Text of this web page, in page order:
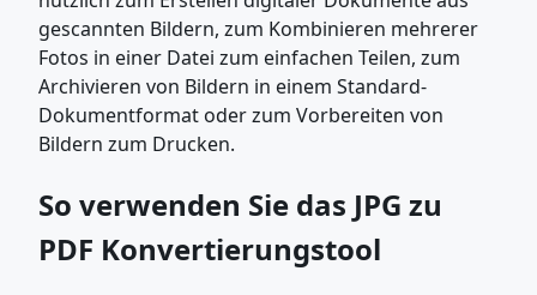
gescannten Bildern, zum Kombinieren mehrerer
Fotos in einer Datei zum einfachen Teilen, zum
Archivieren von Bildern in einem Standard-
Dokumentformat oder zum Vorbereiten von
Bildern zum Drucken.
So verwenden Sie das JPG zu
PDF Konvertierungstool